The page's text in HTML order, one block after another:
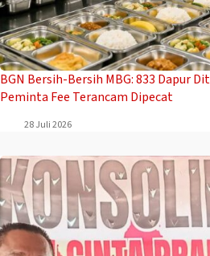
BGN Bersih-Bersih MBG: 833 Dapur
Peminta Fee Terancam Dipecat
28 Juli 2026